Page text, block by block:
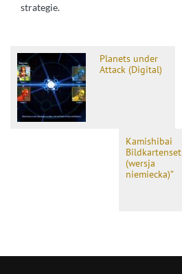
strategie.
Planets under
Attack (Digital)
Kamishibai
Bildkartenset
(wersja
niemiecka)”